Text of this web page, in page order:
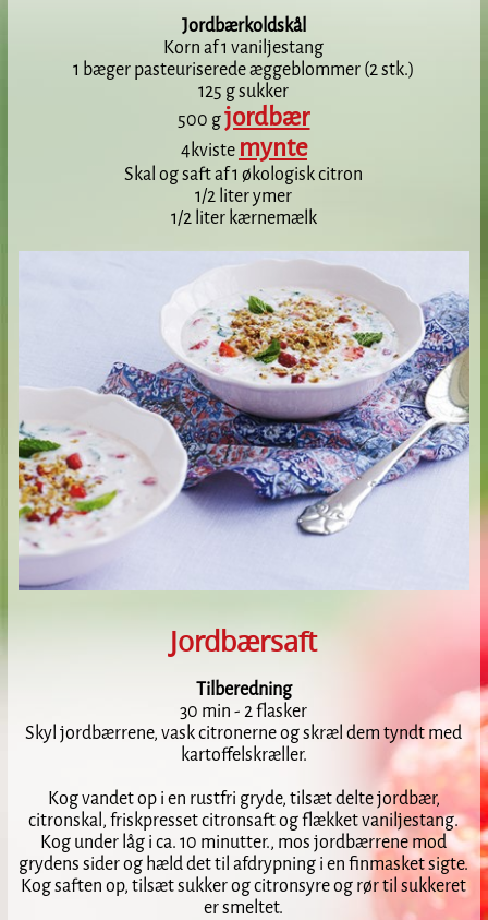
Jordbærkoldskål
Korn af 1 vaniljestang
1 bæger pasteuriserede æggeblommer (2 stk.)
125 g sukker
500 gjordbær
4kviste mynte
Skal og saft af 1 økologisk citron
1/2 liter ymer
1/2 liter kærnemælk
Jordbærsaft
Tilberedning
30 min - 2 flasker
Skyl jordbærrene, vask citronerne og skræl dem tyndt med
kartoffelskræller.
Kog vandet op i en rustfri gryde, tilsæt delte jordbær,
citronskal, friskpresset citronsaft og flækket vaniljestang.
Kog under låg i ca. 10 minutter., mos jordbærrene mod
grydens sider og hæld det til afdrypning i en finmasket sigte.
Kog saften op, tilsæt sukker og citronsyre og rør til sukkeret
er smeltet.